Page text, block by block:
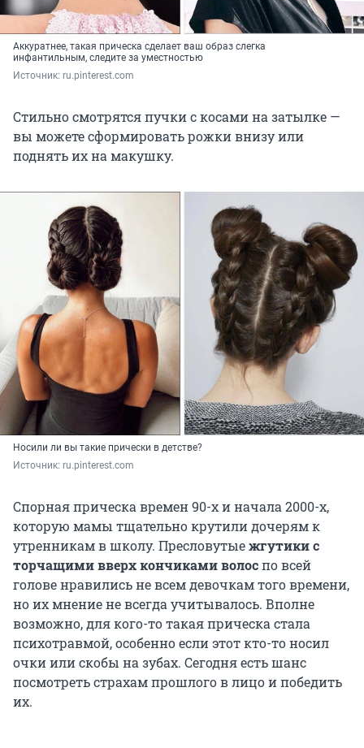
Аккуратнее, такая прическа сделает ваш образ слегка
инфантильным, следите за уместностью
Источник: ru.pinterest.com
Стильно смотрятся пучки с косами на затылке —
вы можете сформировать рожки внизу или
поднять их на макушку.
Носили ли вы такие прически в детстве?
Источник: ru.pinterest.com
Спорная прическа времен 90-х и начала 2000-х,
которую мамы тщательно крутили дочерям к
утренникам в школу. Пресловутыежгутики с
торчащими вверх кончиками волоспо всей
голове нравились не всем девочкам того времени,
но их мнение не всегда учитывалось. Вполне
возможно, для кого-то такая прическа стала
психотравмой, особенно если этот кто-то носил
очки или скобы на зубах. Сегодня есть шанс
посмотреть страхам прошлого в лицо и победить
их.